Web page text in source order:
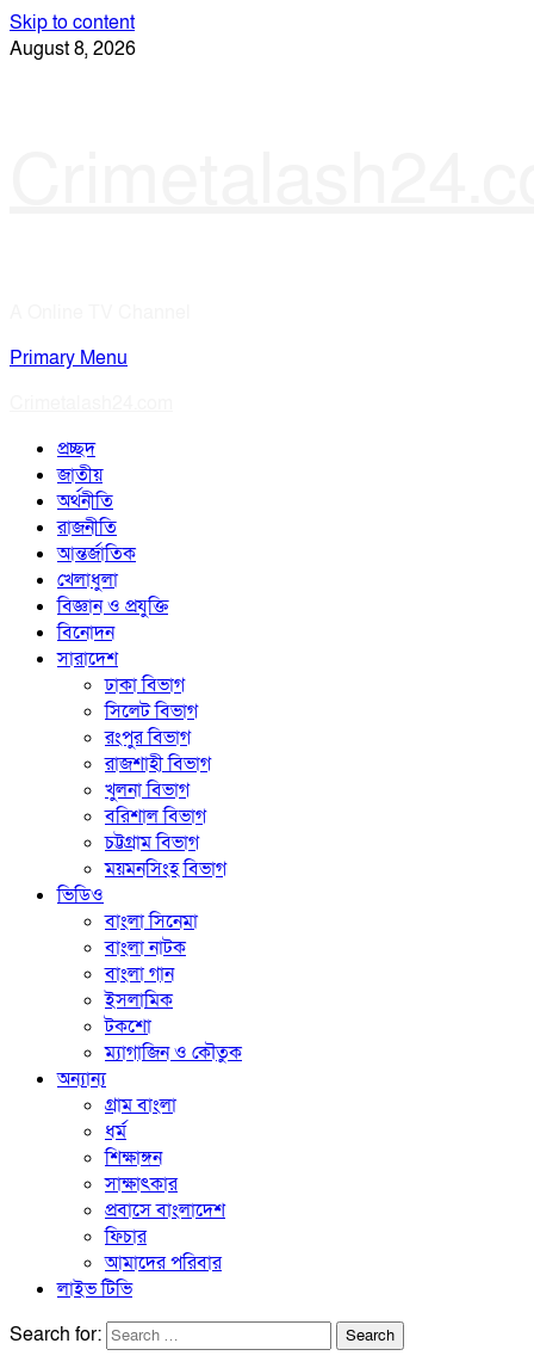
Skip to content
August 8, 2026
Primary Menu
প্রচ্ছদ
জাতীয়
অর্থনীতি
রাজনীতি
আন্তর্জাতিক
খেলাধুলা
বিজ্ঞান ও প্রযুক্তি
বিনোদন
সারাদেশ
ঢাকা বিভাগ
সিলেট বিভাগ
রংপুর বিভাগ
রাজশাহী বিভাগ
খুলনা বিভাগ
বরিশাল বিভাগ
চট্টগ্রাম বিভাগ
ময়মনসিংহ বিভাগ
ভিডিও
বাংলা সিনেমা
বাংলা নাটক
বাংলা গান
ইসলামিক
টকশো
ম্যাগাজিন ও কৌতুক
অন্যান্য
গ্রাম বাংলা
ধর্ম
শিক্ষাঙ্গন
সাক্ষাৎকার
প্রবাসে বাংলাদেশ
ফিচার
আমাদের পরিবার
লাইভ টিভি
Search for: